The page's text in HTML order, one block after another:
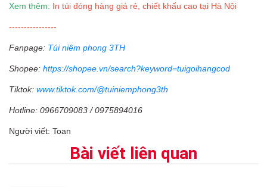
Xem thêm: In túi đóng hàng giá rẻ, chiết khấu cao tại Hà Nội
----------------
Fanpage: Túi niêm phong 3TH
Shopee: https://shopee.vn/search?keyword=tuigoihangcod
Tiktok: www.tiktok.com/@tuiniemphong3th
Hotline: 0966709083 / 0975894016
Người viết: Toan
Bài viết liên quan